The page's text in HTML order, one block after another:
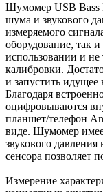
Шумомер USB Bass
шума и звукового
измеряемого
оборудование, так
использовании и не
калибровки.
и запустить идущее
Благодаря
оцифровываются
планшет/телефон
виде. Шумомер
звукового
сенсора позволяет
Измерение